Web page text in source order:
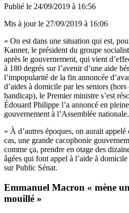
Publié le 24/09/2019 à 16:56
Mis à jour le 27/09/2019 à 16:06
« On est dans une situation qui est,
Kanner, le président du groupe
après le gouvernement, qui vient
à 180 degrés sur l’avenir d’une aide
l’impopularité de la fin annoncée
d’aides à domicile par les seniors
handicap), le Premier ministre s’est
Édouard Philippe l’a annoncé en
gouvernement à l’Assemblée nationale.
« À d’autres époques, on aurait
cas, une grande cacophonie
comme ça, prendre en otage des
âgées qui font appel à l’aide à
sur Public Sénat.
Emmanuel Macron « mène
mouillé »